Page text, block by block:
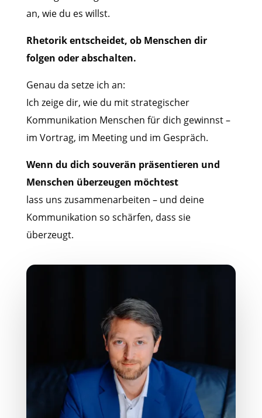
an, wie du es willst.
Rhetorik entscheidet, ob Menschen dir
folgen oder abschalten.
Genau da setze ich an:
Ich zeige dir, wie du mit strategischer
Kommunikation Menschen für dich gewinnst –
im Vortrag, im Meeting und im Gespräch.
Wenn du dich souverän präsentieren und
Menschen überzeugen möchtest
lass uns zusammenarbeiten – und deine
Kommunikation so schärfen, dass sie
überzeugt.